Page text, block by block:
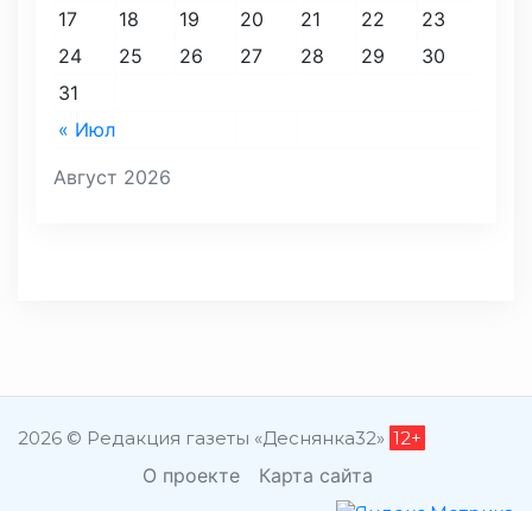
Август 2026
« Июл
17
18 19 20 21 22
23
24
25 26 27 28 29
30
31
2026 © Редакция газеты «Деснянка32» 12+
О проекте Карта сайта